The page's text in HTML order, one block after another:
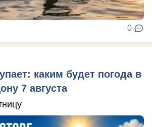
0
каким будет погода в
7 августа